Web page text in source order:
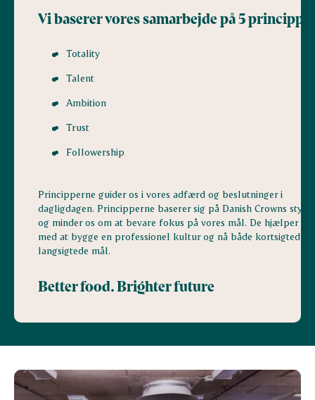
Vi baserer vores samarbejde på 5
Totality
Talent
Ambition
Trust
Followership
Principperne guider os i vores adfærd og beslutninger i
dagligdagen. Principperne baserer sig på Danish Crowns
og minder os om at bevare fokus på vores mål. De hjælper os
med at bygge en professionel kultur og nå både kortsigtede
langsigtede mål.
Better food. Brighter future